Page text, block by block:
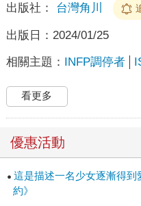
出版社： 台灣角川
出版日： 2024/01/25
相關主題： INFP調停者
看更多
優惠活動
這是描述一名少女逐漸得
約》